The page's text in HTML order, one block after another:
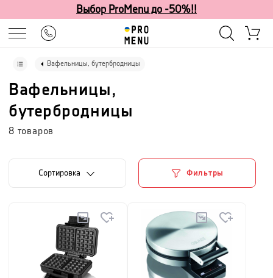
Выбор ProMenu до -50%!!
Вафельницы, бутербродницы
Вафельницы,
бутербродницы
8 товаров
Cортировка Фильтры